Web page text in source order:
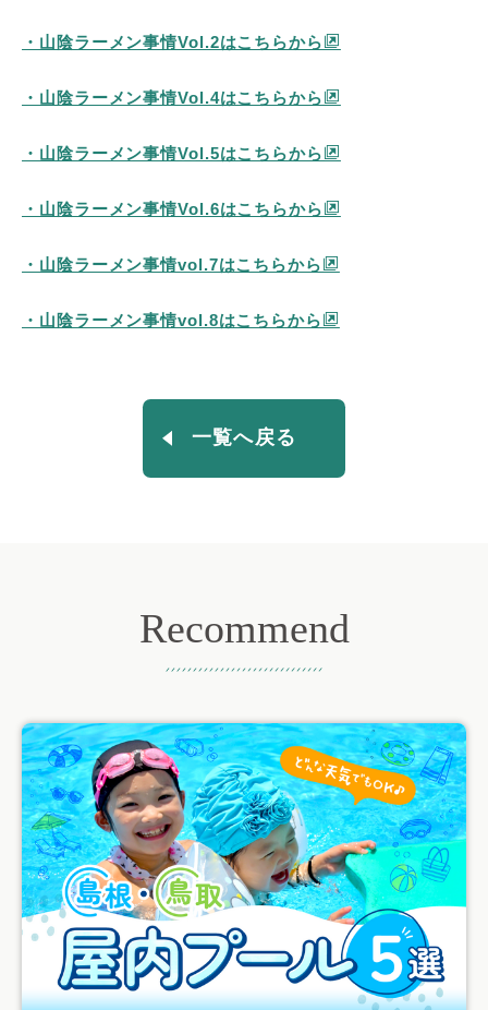
・山陰ラーメン事情Vol.2はこちらから
・山陰ラーメン事情Vol.4はこちらから
・山陰ラーメン事情Vol.5はこちらから
・山陰ラーメン事情Vol.6はこちらから
・山陰ラーメン事情vol.7はこちらから
・山陰ラーメン事情vol.8はこちらから
一覧へ戻る
Recommend